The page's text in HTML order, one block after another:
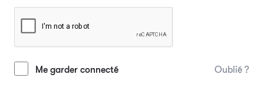
Me garder connecté Oublié ?